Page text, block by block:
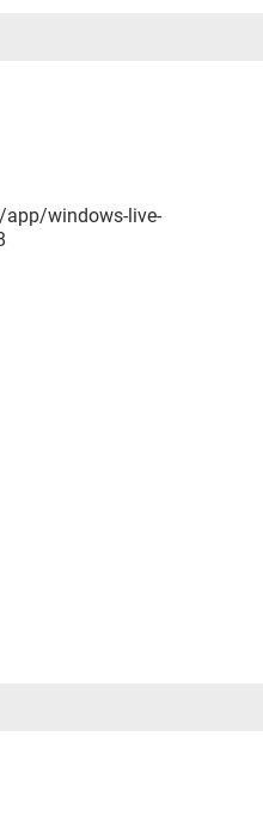
app/windows-live-